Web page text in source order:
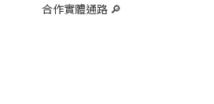
合作實體通路 🔎